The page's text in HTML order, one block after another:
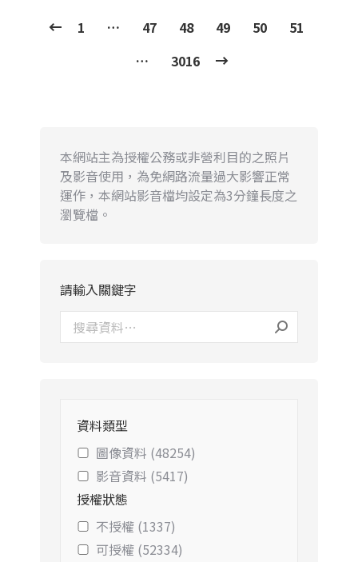
1 … 47 48 49 50
51
…
3016
本網站主為授權公務或非營利目的之照片
及影音使用，為免網路流量過大影響正常
運作，本網站影音檔均設定為3分鐘長度之
瀏覽檔。
請輸入關鍵字
資料類型
圖像資料 (48254)
影音資料 (5417)
授權狀態
不授權 (1337)
可授權 (52334)